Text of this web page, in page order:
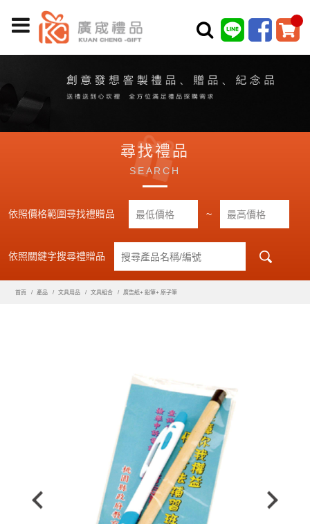
尋找禮品
SEARCH
依照價格範圍尋找禮贈品 ~
依照關鍵字搜尋禮贈品
首頁 產品 文具用品 文具組合 廣告紙+ 鉛筆+ 原子筆